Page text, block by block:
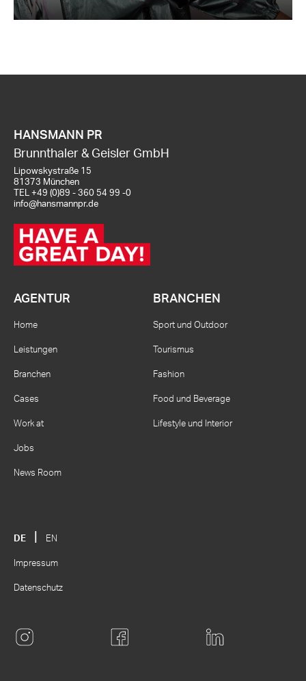
HANSMANN PR
Brunnthaler & Geisler GmbH
Lipowskystraße 15
81373 München
TEL +49 (0)89 - 360 54 99 -0
info@hansmannpr.de
AGENTUR
Home
Leistungen
Branchen
Cases
Work at
Jobs
News Room
BRANCHEN
Sport und Outdoor
Tourismus
Fashion
Food und Beverage
Lifestyle und Interior
DE EN
Impressum
Datenschutz